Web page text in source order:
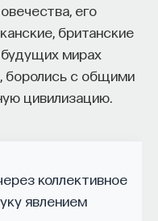
его
британские
мирах
боролись с общими
цивилизацию.
коллективное
явлением
За десятки
языковые
цифровые
Ефименко,
и много
будет только
,VK иSpotify